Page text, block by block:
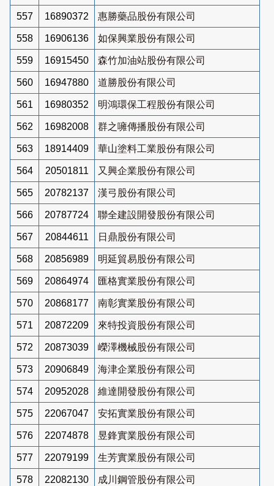
557 16890372 惠勝藥品股份有限公司
558 16906136 如保興業股份有限公司
559 16915450 森竹加油站股份有限公司
560 16947880 道勝股份有限公司
561 16980352 明鴻環保工程股份有限公司
562 16982008 群之噰傳播股份有限公司
563 18914409 華山塗料工業股份有限公司
564 20501811 又興企業股份有限公司
565 20782137 漢弓股份有限公司
566 20787724 聯全建設開發股份有限公司
567 20844611 日鼎股份有限公司
568 20856989 明延貿易股份有限公司
569 20864974 匯格實業股份有限公司
570 20868177 南彰實業股份有限公司
571 20872209 來特投資股份有限公司
572 20873039 嶸澤機械股份有限公司
573 20906849 海津企業股份有限公司
574 20952028 維達開發股份有限公司
575 22067047 安拓實業股份有限公司
576 22074878 昱鋒實業股份有限公司
577 22079199 生芳實業股份有限公司
578 22082130 成川鋼管股份有限公司